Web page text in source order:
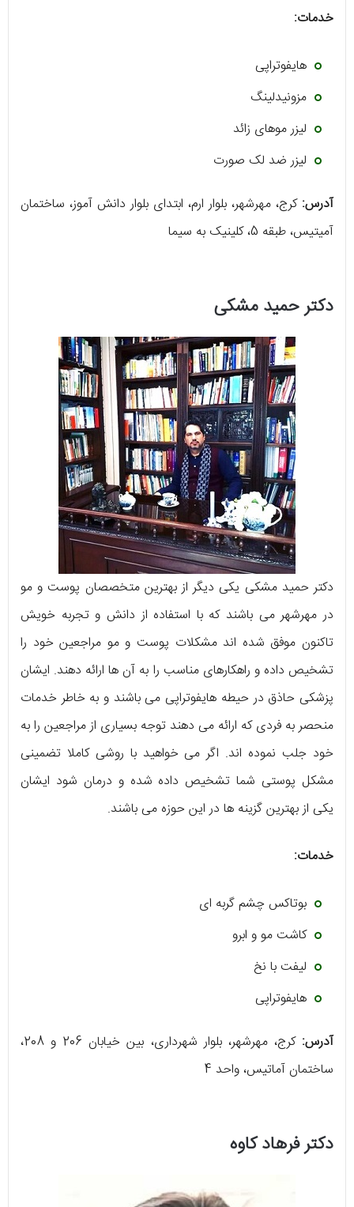
خدمات:
هایفوتراپی
مزونیدلینگ
لیزر موهای زائد
لیزر ضد لک صورت
آدرس: کرج، مهرشهر، بلوار ارم، ابتدای بلوار دانش آموز، ساختمان
آمیتیس، طبقه 5، کلینیک به سیما
دکتر حمید مشکی
دکتر حمید مشکی یکی دیگر از بهترین متخصصان پوست و مو
در مهرشهر می باشند که با استفاده از دانش و تجربه خویش
تاکنون موفق شده اند مشکلات پوست و مو مراجعین خود را
تشخیص داده و راهکارهای مناسب را به آن ها ارائه دهند. ایشان
پزشکی حاذق در حیطه هایفوتراپی می باشند و به خاطر خدمات
منحصر به فردی که ارائه می دهند توجه بسیاری از مراجعین را به
خود جلب نموده اند. اگر می خواهید با روشی کاملا تضمینی
مشکل پوستی شما تشخیص داده شده و درمان شود ایشان
یکی از بهترین گزینه ها در این حوزه می باشند.
خدمات:
بوتاکس چشم گربه ای
کاشت مو و ابرو
لیفت با نخ
هایفوتراپی
آدرس:
کرج، مهرشهر، بلوار شهرداری، بین خیابان 206 و 208،
ساختمان آماتیس، واحد 4
دکتر فرهاد کاوه